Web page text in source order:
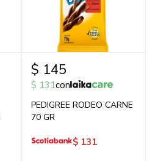
$ 145
$ 131con
PEDIGREE RODEO CARNE
70 GR
$ 131